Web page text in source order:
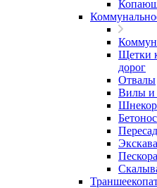
Щетки
дорог
Отвалы
Вилы и